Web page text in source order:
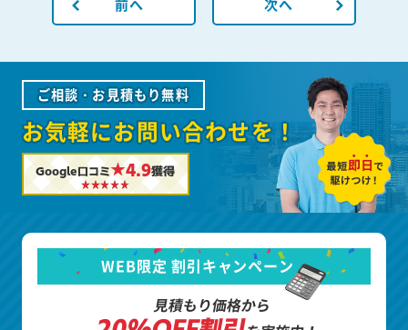
前へ 次へ
ご相談・お見積もり無料
お気軽にお問い合わせを！
Google口コミ★4.9獲得
WEB限定 割引キャンペーン
見積もり価格から